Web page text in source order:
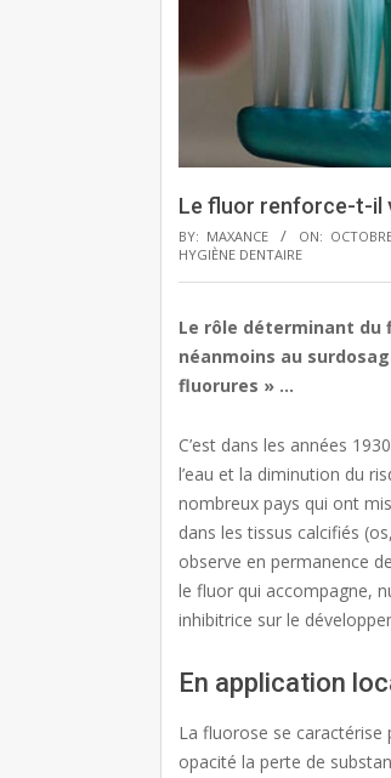
Le fluor renforce-t-il
BY: MAXANCE ON:
HYGIÈNE DENTAIRE
Le rôle déterminant du
néanmoins au
fluorures » …
C’est dans les années
l’eau et la diminution du
nombreux pays qui ont
dans les tissus calcifiés
observe en permanence
le fluor qui accompagne,
inhibitrice sur le
En application
La fluorose se caractérise
opacité la perte de